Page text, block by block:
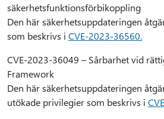
säkerhetsfunktionsförbikoppling
Den här säkerhetsuppdateringen
som beskrivs i CVE-2023-36560.
CVE-2023-36049 – Sårbarhet vid
Framework
Den här säkerhetsuppdateringen
utökade privilegier som beskrivs i